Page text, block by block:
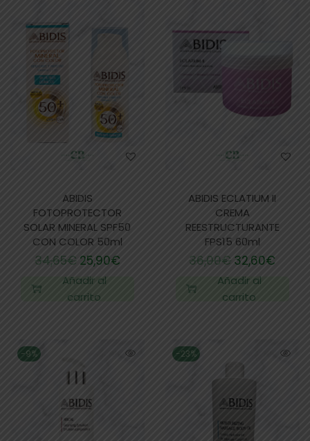
ABIDIS
FOTOPROTECTOR
SOLAR MINERAL SPF50
CON COLOR 50ml
34,65€ 25,90€
Añadir al
carrito
ABIDIS ECLATIUM II
CREMA
REESTRUCTURANTE
FPS15 60ml
36,00€32,60€
Añadir al
carrito
-9% -23%